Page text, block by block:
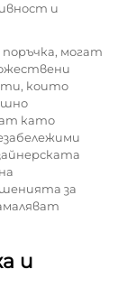
и
могат
които
като
за
и